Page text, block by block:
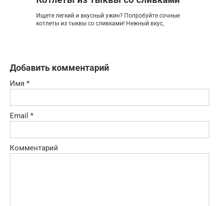
Ищете легкий и вкусный ужин? Попробуйте сочные
котлеты из тыквы со сливками! Нежный вкус,
Добавить комментарий
Имя *
Email *
Комментарий